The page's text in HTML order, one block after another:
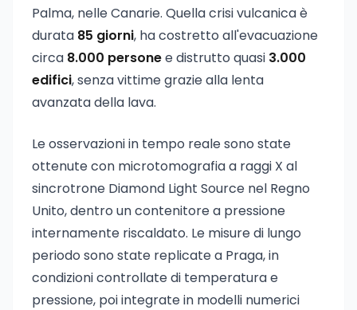
Palma, nelle Canarie. Quella crisi vulcanica è
durata 85 giorni, ha costretto all'evacuazione
circa 8.000 personee distrutto quasi 3.000
edifici, senza vittime grazie alla lenta
avanzata della lava.
Le osservazioni in tempo reale sono state
ottenute con microtomografia a raggi X al
sincrotrone Diamond Light Source nel Regno
Unito, dentro un contenitore a pressione
internamente riscaldato. Le misure di lungo
periodo sono state replicate a Praga, in
condizioni controllate di temperatura e
pressione, poi integrate in modelli numerici